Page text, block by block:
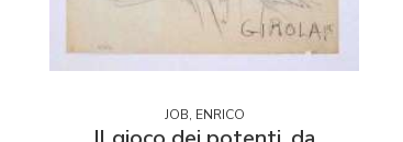
JOB, ENRICO